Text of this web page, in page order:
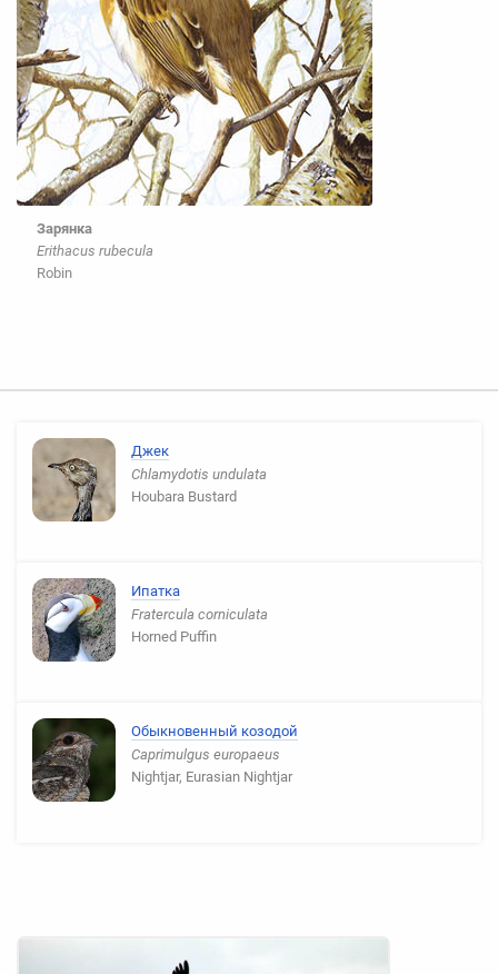
Зарянка
Erithacus rubecula
Robin
Джек
Chlamydotis undulata
Houbara Bustard
Ипатка
Fratercula corniculata
Horned Puffin
Обыкновенный козодой
Caprimulgus europaeus
Nightjar, Eurasian Nightjar